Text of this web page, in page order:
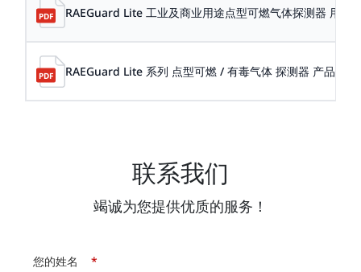
RAEGuard Lite 工业及商业用途点型可燃气体探测器 用户
RAEGuard Lite 系列 点型可燃 / 有毒气体 探测器 产品彩页
联系我们
竭诚为您提供优质的服务！
*
您的姓名